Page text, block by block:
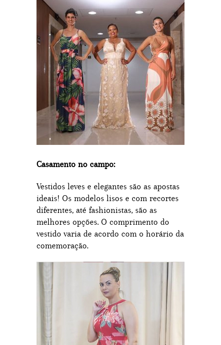
Casamento no campo:
Vestidos leves e elegantes são as apostas
ideais! Os modelos lisos e com recortes
diferentes, até fashionistas, são as
melhores opções. O comprimento do
vestido varia de acordo com o horário da
comemoração.